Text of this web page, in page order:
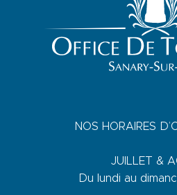
NOS HORAIRES
JUILLET &
Du lundi au